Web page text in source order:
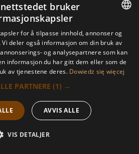
POPULÆR
1,5h
260 PLN
230 PLN
320 PLN
290 PLN
massasje
dekorativ blomst med en
nå
POLISH
POLISH
ARABIC
GERMAN
FRENCH
bruker
for å tilpasse innhold, annonser og
deler også informasjon om din bruk av
og analysepartnere som kan
informasjon du har gitt dem eller som de
av tjenestene deres. Dowiedz się więcej
PARTNERE (1) →
AVVIS ALLE
VIS DETALJER